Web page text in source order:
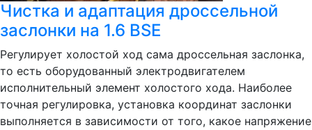
Чистка и адаптация дроссельной
заслонки на 1.6 BSE
Регулирует холостой ход сама дроссельная заслонка,
то есть оборудованный электродвигателем
исполнительный элемент холостого хода. Наиболее
точная регулировка, установка координат заслонки
выполняется в зависимости от того, какое напряжение